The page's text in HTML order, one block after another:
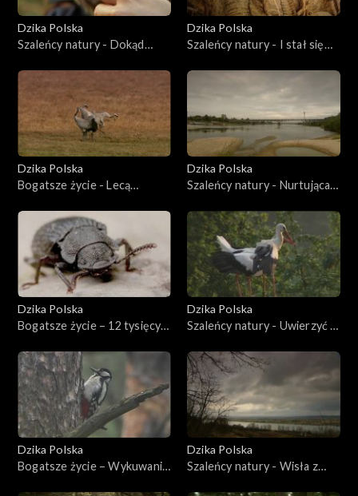
Dzika Polska
Szaleńcy natury - Dokąd
Dzika Polska
Szaleńcy natury - I stał się
Dzika Polska
Bogatsze życie - Lecą
Dzika Polska
Szaleńcy natury - Nurtująca
Dzika Polska
Bogatsze życie – 12 tysięcy
Dzika Polska
Szaleńcy natury - Uwierzyć w
Dzika Polska
Bogatsze życie – Wykuwanie
Dzika Polska
Szaleńcy natury - Wisła z